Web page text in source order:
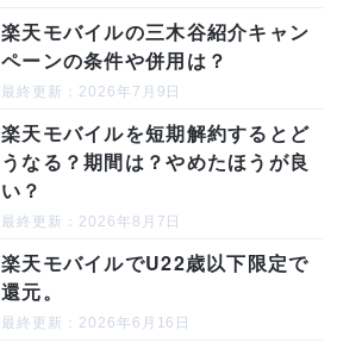
楽天モバイルの三木谷紹介キャン
ペーンの条件や併用は？
最終更新：2026年7月9日
楽天モバイルを短期解約するとど
うなる？期間は？やめたほうが良
い？
最終更新：2026年8月7日
楽天モバイルでU22歳以下限定で
還元。
最終更新：2026年6月16日